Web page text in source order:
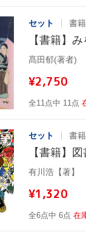
セット 書籍
【書籍】
髙田郁(著者)
¥2,750
全11点中 11点
セット 書籍
【書籍】
有川浩【著】
¥1,320
全6点中 6点 在